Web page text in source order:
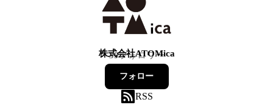
株式会社ATOMica
39フォロワー
フォロー
RSS